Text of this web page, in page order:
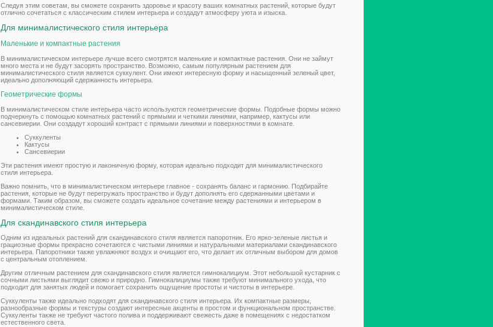
Следуя этим советам, вы сможете сохранить здоровье и красоту ваших комнатных растений, которые будут
отлично сочетаться с классическим стилем интерьера и создадут атмосферу уюта и изыска.
Для минималистического стиля интерьера
Маленькие и компактные растения
В минималистическом интерьере лучше всего смотрятся маленькие и компактные растения. Они не займут
много места и не будут засорять пространство. Возможно, самым популярным растением для
минималистического стиля является суккулент. Они имеют интересную форму и насыщенный зеленый цвет,
идеально дополняющий сдержанность интерьера.
Геометрические формы
В минималистическом стиле интерьера часто используются геометрические формы. Подобные формы можно
подчеркнуть с помощью комнатных растений с прямыми и четкими линиями, например, кактусы или
сансевиерии. Они создадут хороший контраст с прямыми линиями и поверхностями в комнате.
Суккуленты
Кактусы
Сансевиерии
Эти растения имеют простую и лаконичную форму, которая идеально подходит для минималистического
стиля интерьера.
Важно помнить, что в минималистическом интерьере главное - сохранять баланс и гармонию. Подбирайте
растения, которые не будут перегружать пространство и будут дополнять его сдержанными цветами и
формами. Таким образом, вы сможете создать идеальное сочетание между растениями и интерьером в
минималистическом стиле.
Для скандинавского стиля интерьера
Одним из идеальных растений для скандинавского стиля является папоротник. Его ярко-зеленые листья и
грациозные формы прекрасно сочетаются с чистыми линиями и натуральными материалами скандинавского
интерьера. Папоротники также увлажняют воздух и очищают его, что делает их отличным выбором для домов
с центральным отоплением.
Другим отличным растением для скандинавского стиля является гимнокалициум. Этот небольшой кустарник с
сочными листьями выглядит свежо и природно. Гимнокалициумы также требуют минимального ухода, что
подходит для занятых людей и помогает сохранить ощущение простоты и чистоты в интерьере.
Суккуленты также идеально подходят для скандинавского стиля интерьера. Их компактные размеры,
разнообразные формы и текстуры создают интересные акценты в простом и функциональном пространстве.
Суккуленты также не требуют частого полива и поддерживают свежесть даже в помещениях с недостатком
естественного света.